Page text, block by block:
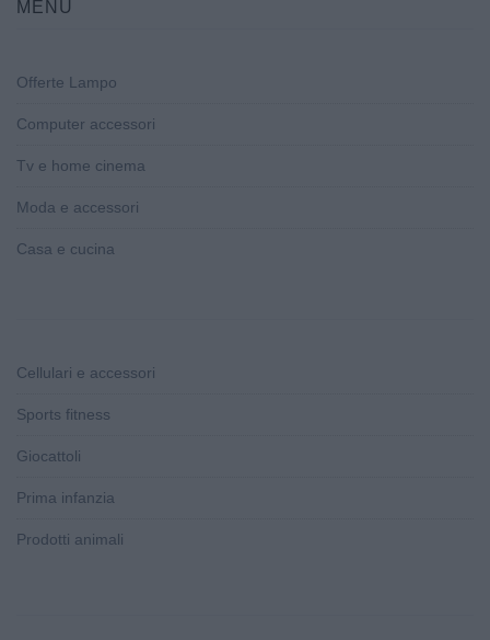
MENU
Offerte Lampo
Computer accessori
Tv e home cinema
Moda e accessori
Casa e cucina
Cellulari e accessori
Sports fitness
Giocattoli
Prima infanzia
Prodotti animali